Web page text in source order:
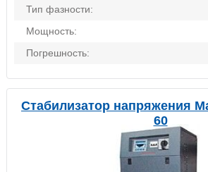
Тип фазности:
Мощность:
Погрешность:
Стабилизатор напряжения
60